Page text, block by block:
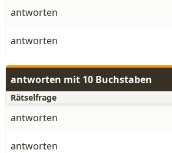
antworten
antworten
antworten mit 10 Buchstaben
Rätselfrage
antworten
antworten